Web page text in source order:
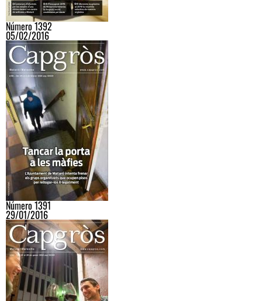
Número 1392
05/02/2016
Número 1391
29/01/2016